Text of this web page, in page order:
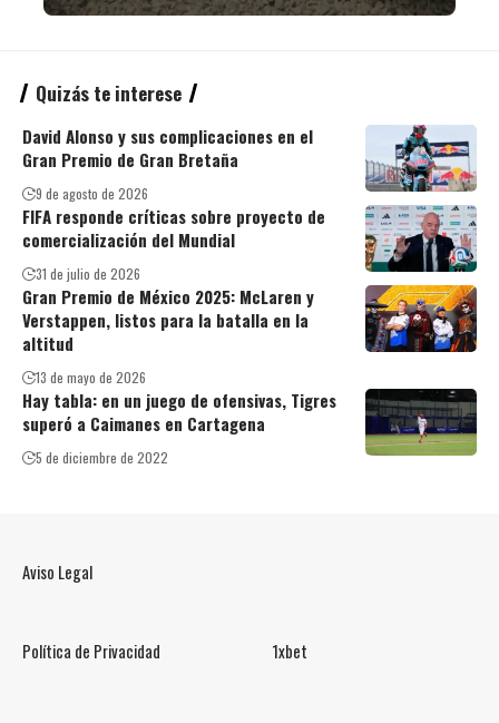
Quizás te interese
David Alonso y sus complicaciones en el
Gran Premio de Gran Bretaña
9 de agosto de 2026
FIFA responde críticas sobre proyecto de
comercialización del Mundial
31 de julio de 2026
Gran Premio de México 2025: McLaren y
Verstappen, listos para la batalla en la
altitud
13 de mayo de 2026
Hay tabla: en un juego de ofensivas, Tigres
superó a Caimanes en Cartagena
5 de diciembre de 2022
Aviso Legal
Política de Privacidad 1xbet